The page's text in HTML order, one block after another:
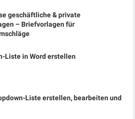
geschäftliche & private
– Briefvorlagen für
Liste in Word erstellen
Liste erstellen, bearbeiten und